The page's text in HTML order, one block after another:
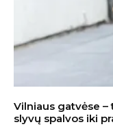
Vilniaus gatvėse
slyvų spalvos iki